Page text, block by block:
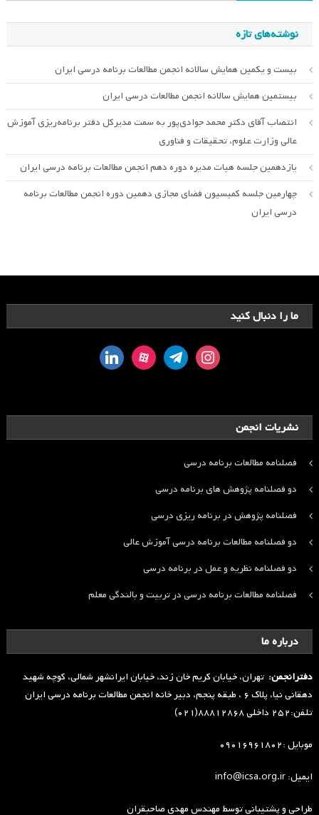
نوشته‌های تازه
بیست و یکمین همایش سالانه انجمن مطالعات برنامه درسی ایران
بیستمین همایش سالانه انجمن مطالعات درسی ایران
انتصاب آقای دکتر محمد جوادی‌پور به سمت مدیرکل دفتر برنامه‌ریزی آموزش
عالی وزارت علوم، تحقیقات و فناوری
یازدهمین جلسه هیات مدیره دوره دهم انجمن مطالعات برنامه درسی ایران
چهارمین جلسه کمیسیون فضای مجازی دهمین دوره انجمن مطالعات برنامه
درسی ایران
ما را دنبال کنید
instagram
telegram
aparat
linkedin
نشریات انجمن
فصلنامه مطالعات برنامه درسی
دو فصلنامه پژوهش های برنامه درسی
فصلنامه پژوهش در برنامه ریزی درسی
دو فصلنامه مطالعات برنامه درسی آموزش عالی
دو فصلنامه نظریه و عمل در برنامه درسی
فصلنامه مطالعات برنامه درسی در تربیت و بالندگی معلم
درباره ما
دفترانجمن: تهران، خیابان کریم خان زند، خیابان ایرانشهر شمالی، کوچه شهید
دهقانی نیا، پلاک ۶ ، طبقه پنجم، دبیر خانه انجمن مطالعات برنامه درسی ایران
تلفن:۲۵۲ داخلی ۸۸۸۱۲۸۶۸(۰۲۱)
موبایل :۰۹۰۱۶۹۶۱۸۰۲
ایمیل: info@icsa.org.ir
طراحی و پشتیبانی توسطمهندس مهدی صاحبقران